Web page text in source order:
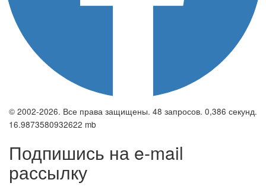
© 2002-2026. Все права защищены. 48 запросов. 0,386 секунд.
16.9873580932622 mb
Подпишись на e-mail
рассылку